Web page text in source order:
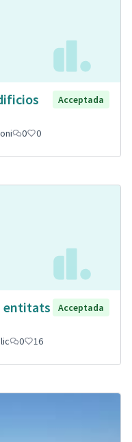
Acceptada
0 0
entitats
Acceptada
0 16